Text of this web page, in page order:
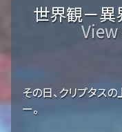
世界観－異
その日、クリプタス
ー。